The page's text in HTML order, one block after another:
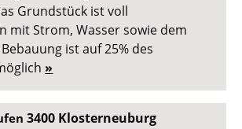
Grundstück ist voll
mit Strom, Wasser sowie dem
ist auf 25% des
»
3400 Klosterneuburg